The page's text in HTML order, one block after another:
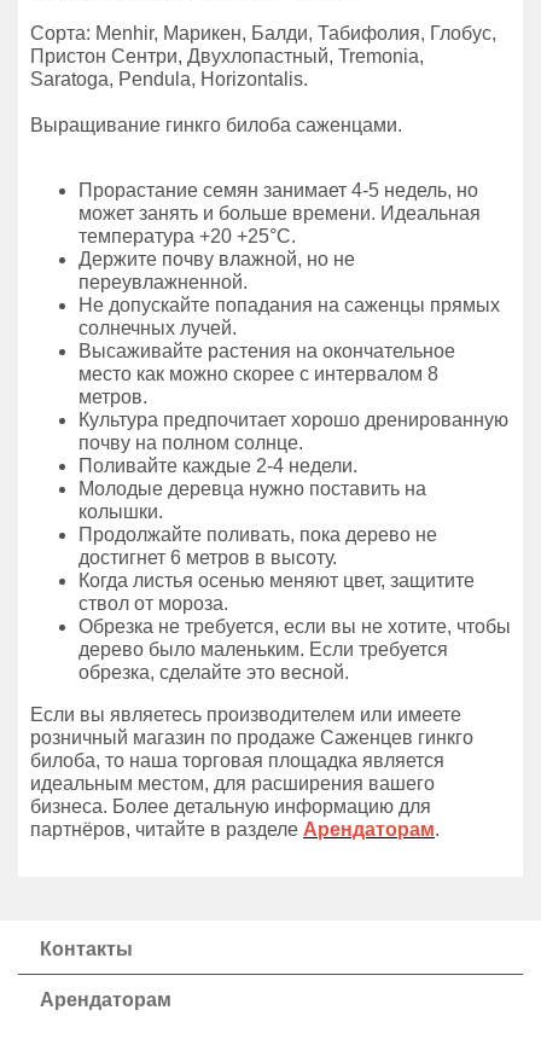
Сорта: Menhir, Марикен, Балди, Табифолия, Глобус,
Пристон Сентри, Двухлопастный, Tremonia,
Saratoga, Pendula, Horizontalis.
Выращивание гинкго билоба саженцами.
Прорастание семян занимает 4-5 недель, но
может занять и больше времени. Идеальная
температура +20 +25°C.
Держите почву влажной, но не
переувлажненной.
Не допускайте попадания на саженцы прямых
солнечных лучей.
Высаживайте растения на окончательное
место как можно скорее с интервалом 8
метров.
Культура предпочитает хорошо дренированную
почву на полном солнце.
Поливайте каждые 2-4 недели.
Молодые деревца нужно поставить на
колышки.
Продолжайте поливать, пока дерево не
достигнет 6 метров в высоту.
Когда листья осенью меняют цвет, защитите
ствол от мороза.
Обрезка не требуется, если вы не хотите, чтобы
дерево было маленьким. Если требуется
обрезка, сделайте это весной.
Если вы являетесь производителем или имеете
розничный магазин по продаже Саженцев гинкго
билоба, то наша торговая площадка является
идеальным местом, для расширения вашего
бизнеса. Более детальную информацию для
партнёров, читайте в разделе Арендаторам.
Контакты
Арендаторам